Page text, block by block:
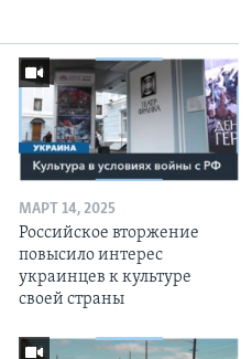
МАРТ 14, 2025
Российское вторжение
повысило интерес
украинцев к культуре
своей страны